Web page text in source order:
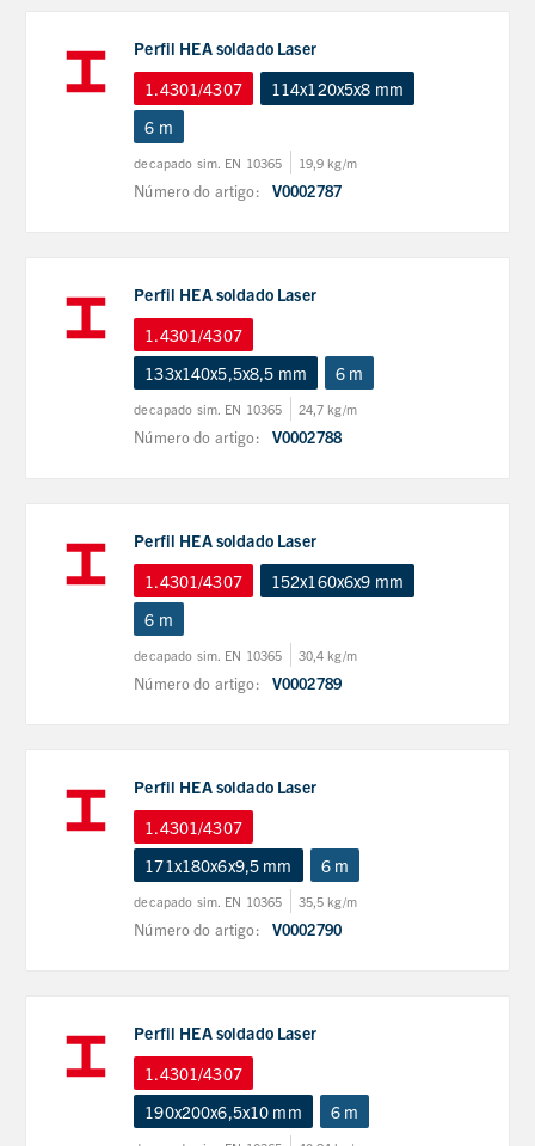
Perfil HEA soldado Laser
1.4301/4307
114x120x5x8 mm
6 m
decapado sim. EN 10365 19,9 kg/m
Número do artigo: V0002787
Perfil HEA soldado Laser
1.4301/4307
133x140x5,5x8,5 mm
6 m
decapado sim. EN 10365 24,7 kg/m
Número do artigo: V0002788
Perfil HEA soldado Laser
1.4301/4307
152x160x6x9 mm
6 m
decapado sim. EN 10365 30,4 kg/m
Número do artigo: V0002789
Perfil HEA soldado Laser
1.4301/4307
171x180x6x9,5 mm
6 m
decapado sim. EN 10365 35,5 kg/m
Número do artigo: V0002790
Perfil HEA soldado Laser
1.4301/4307
190x200x6,5x10 mm
6 m